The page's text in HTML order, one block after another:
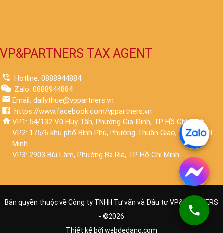
VP&PARTNERS TAX AGENT
Hotline: 0888944884
Zalo: 0888944884
Email: dailythue@vppartners.vn
https://www.facebook.com/vppartners.vn
VP1: 54/132 Vũ Huy Tấn, Phường Gia Định, TP Hồ Chí Minh.
VP2: 175/6 khu phố Bình Phú, Phường Thuận Giao, TP Hồ Chí
Minh.
VP3: 2903 Bùi Lâm, Phường Bà Rịa, TP Hồ Chí Minh.
Bản quyền thuộc về Công ty TNHH Tư vấn và Đầu tư VP&PARTNERS
- ©2026
Thiết kế bởi webdedang.com